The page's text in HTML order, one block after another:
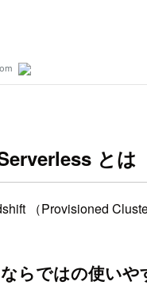
とは
（Provisioned
らではの使いや